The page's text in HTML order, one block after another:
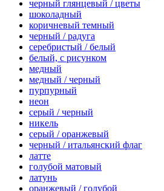
черный глянцевый / цветы
шоколадный
коричневый темный
черный / радуга
серебристый / белый
белый, с рисунком
медный
медный / черный
пурпурный
неон
серый / черный
никель
серый / оранжевый
черный / итальянский флаг
латте
голубой матовый
латунь
оранжевый / голубой